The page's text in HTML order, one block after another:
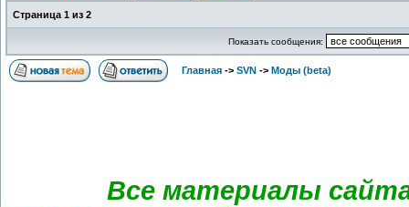
Страница 1 из 2
Показать сообщения:
Главная -> SVN -> Моды (beta)
Все материалы